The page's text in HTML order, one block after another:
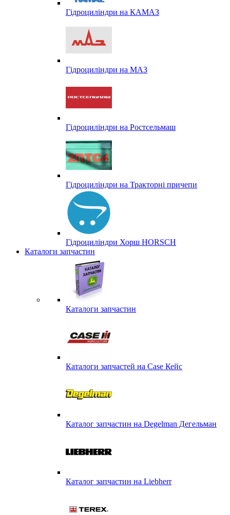
Гідроциліндри на КАМАЗ
Гідроциліндри на МАЗ
Гідроциліндри на Ростсельмаш
Гідроциліндри на Тракторні причепи
Гідроциліндри Хорш HORSCH
Каталоги запчастин
Каталоги запчастин
Каталоги запчастей на Case Кейс
Каталог запчастин на Degelman Дегельман
Каталог запчастин на Liebherr